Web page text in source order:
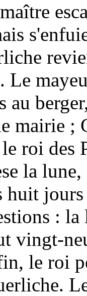
Le
au
mairie ;
roi des
la
huit
:
vingt-
le roi